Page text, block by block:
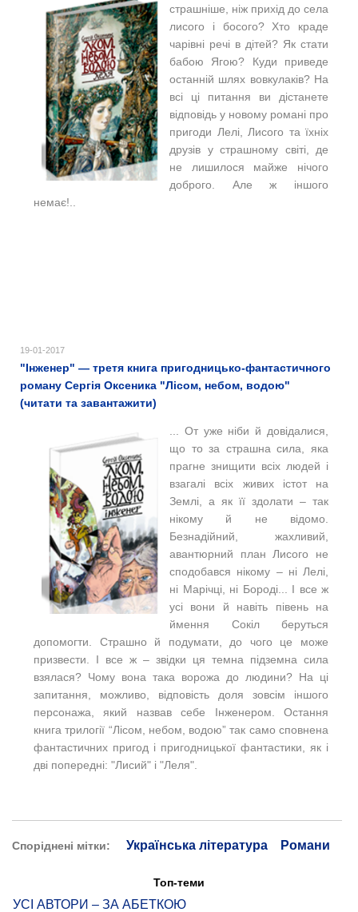
страшніше, ніж прихід до села
лисого і босого? Хто краде
чарівні речі в дітей? Як стати
бабою Ягою? Куди приведе
останній шлях вовкулаків? На
всі ці питання ви дістанете
відповідь у новому романі про
пригоди Лелі, Лисого та їхніх
друзів у страшному світі, де
не лишилося майже нічого
доброго. Але ж іншого
немає!..
19-01-2017
"Інженер" — третя книга пригодницько-фантастичного
роману Сергія Оксеника "Лісом, небом, водою"
(читати та завантажити)
... От уже ніби й довідалися,
що то за страшна сила, яка
прагне знищити всіх людей і
взагалі всіх живих істот на
Землі, а як її здолати – так
нікому й не відомо.
Безнадійний, жахливий,
авантюрний план Лисого не
сподобався нікому – ні Лелі,
ні Марічці, ні Бороді... І все ж
усі вони й навіть півень на
ймення Сокіл беруться
допомогти. Страшно й подумати, до чого це може
призвести. І все ж – звідки ця темна підземна сила
взялася? Чому вона така ворожа до людини? На ці
запитання, можливо, відповість доля зовсім іншого
персонажа, який назвав себе Інженером. Остання
книга трилогії “Лісом, небом, водою” так само сповнена
фантастичних пригод і пригодницької фантастики, як і
дві попередні: "Лисий" і "Леля".
Споріднені мітки: Українська література Романи
Топ-теми
УСІ АВТОРИ – ЗА АБЕТКОЮ